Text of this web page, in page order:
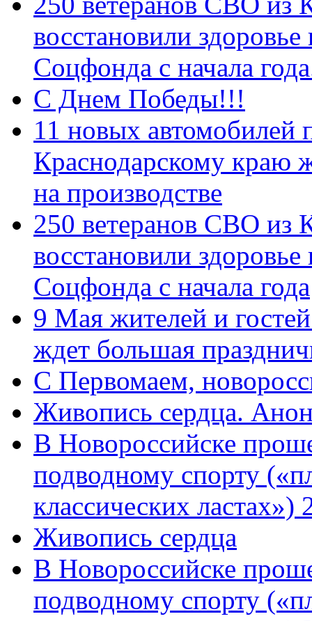
восстановили
Соцфонда с начала
С Днем Победы!!!
11 новых автомобилей
Краснодарскому краю
на производстве
250 ветеранов СВО из
восстановили
Соцфонда с начала года
9 Мая жителей и
ждет большая
C Первомаем,
Живопись сердца.
В Новороссийске
подводному спорту
классических
Живопись сердца
В Новороссийске
подводному спорту